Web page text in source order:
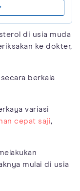
di usia muda
ke dokter,
berkala
variasi
cepat saji,
mulai di usia